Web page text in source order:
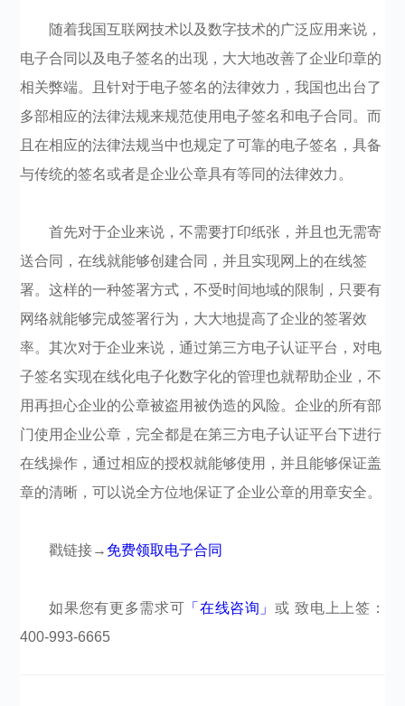
随着我国互联网技术以及数字技术的广泛应用来说，
电子合同以及电子签名的出现，大大地改善了企业印章的
相关弊端。且针对于电子签名的法律效力，我国也出台了
多部相应的法律法规来规范使用电子签名和电子合同。而
且在相应的法律法规当中也规定了可靠的电子签名，具备
与传统的签名或者是企业公章具有等同的法律效力。
首先对于企业来说，不需要打印纸张，并且也无需寄
送合同，在线就能够创建合同，并且实现网上的在线签
署。这样的一种签署方式，不受时间地域的限制，只要有
网络就能够完成签署行为，大大地提高了企业的签署效
率。其次对于企业来说，通过第三方电子认证平台，对电
子签名实现在线化电子化数字化的管理也就帮助企业，不
用再担心企业的公章被盗用被伪造的风险。企业的所有部
门使用企业公章，完全都是在第三方电子认证平台下进行
在线操作，通过相应的授权就能够使用，并且能够保证盖
章的清晰，可以说全方位地保证了企业公章的用章安全。
戳链接→ 免费领取电子合同
如果您有更多需求可 「在线咨询」或 致电上上签：
400-993-6665​​​​​​​​